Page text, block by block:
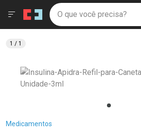
Drogaria São Paulo
Ir direto para a home
pela página
Ir direto para o conteúdo
Ir direto para a busca
Ir direto para a conta
Ir direto para a notificações
Ir direto para o carrinho
Ir direto para o menu
Faça a sua busca
O que você precisa?
Menu
Breadcrumb
Medicamentos
1 / 1